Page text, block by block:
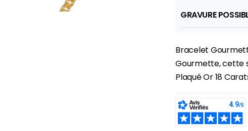
6 Bougies Teintées Masse Couleur Blanche
GRAVURE
Bracelet
Gourmette, cette
Plaqué Or 18
SHARE: